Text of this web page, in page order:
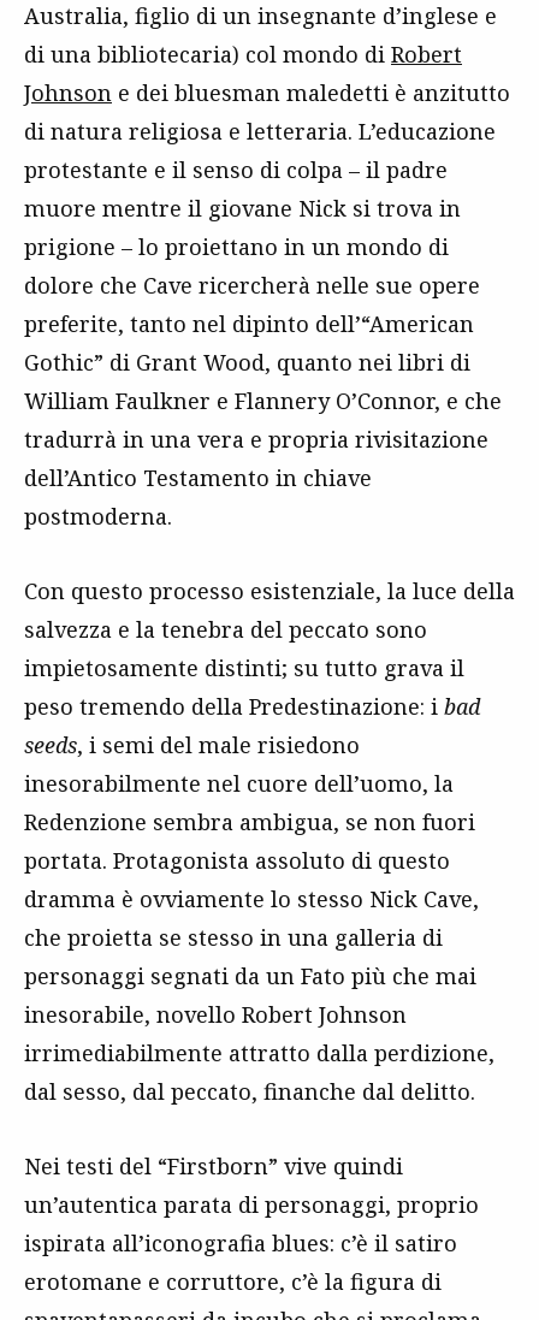
Australia, figlio di un insegnante d’inglese e
di una bibliotecaria) col mondo di Robert
Johnson e dei bluesman maledetti è anzitutto
di natura religiosa e letteraria. L’educazione
protestante e il senso di colpa – il padre
muore mentre il giovane Nick si trova in
prigione – lo proiettano in un mondo di
dolore che Cave ricercherà nelle sue opere
preferite, tanto nel dipinto dell’“American
Gothic” di Grant Wood, quanto nei libri di
William Faulkner e Flannery O’Connor, e che
tradurrà in una vera e propria rivisitazione
dell’Antico Testamento in chiave
postmoderna.
Con questo processo esistenziale, la luce della
salvezza e la tenebra del peccato sono
impietosamente distinti; su tutto grava il
peso tremendo della Predestinazione: i bad
seeds, i semi del male risiedono
inesorabilmente nel cuore dell’uomo, la
Redenzione sembra ambigua, se non fuori
portata. Protagonista assoluto di questo
dramma è ovviamente lo stesso Nick Cave,
che proietta se stesso in una galleria di
personaggi segnati da un Fato più che mai
inesorabile, novello Robert Johnson
irrimediabilmente attratto dalla perdizione,
dal sesso, dal peccato, finanche dal delitto.
Nei testi del “Firstborn” vive quindi
un’autentica parata di personaggi, proprio
ispirata all’iconografia blues: c’è il satiro
erotomane e corruttore, c’è la figura di